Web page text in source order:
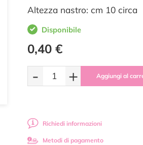
Altezza nastro: cm 10 circa
Disponibile
0,40 €
- + Aggiungi al
Richiedi informazioni
Metodi di pagamento